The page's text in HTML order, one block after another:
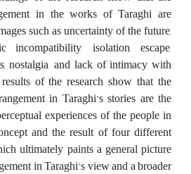
in the works of Taraghi are
such as uncertainty of the future,
isolation, escape,
nostalgia, and lack of intimacy with
of the research show that the
in Taraghi’s stories are the
experiences of the people in
and the result of four different
ultimately paints a general picture
in Taraghi’s view and a broader